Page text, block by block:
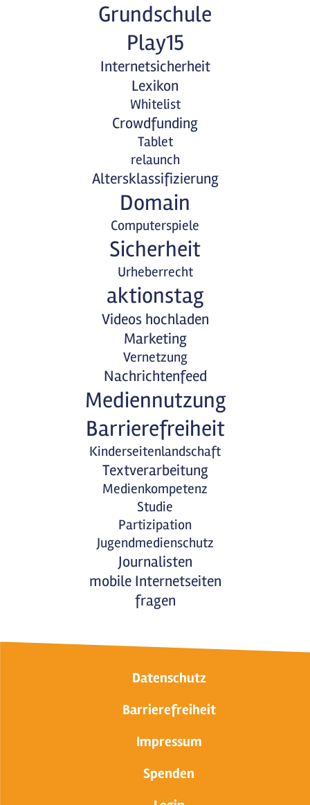
Grundschule
Play15
Internetsicherheit
Lexikon
Whitelist
Crowdfunding
Tablet
relaunch
Altersklassifizierung
Domain
Computerspiele
Sicherheit
Urheberrecht
aktionstag
Videos hochladen
Marketing
Vernetzung
Nachrichtenfeed
Mediennutzung
Barrierefreiheit
Kinderseitenlandschaft
Textverarbeitung
Medienkompetenz
Studie
Partizipation
Jugendmedienschutz
Journalisten
mobile Internetseiten
fragen
Datenschutz
Barrierefreiheit
Impressum
Spenden